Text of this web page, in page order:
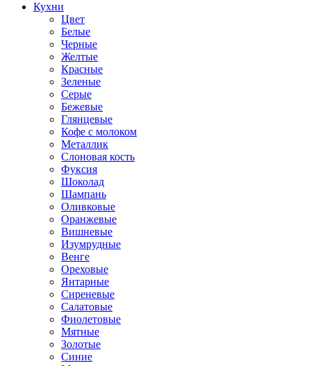
Кухни
Цвет
Белые
Черные
Желтые
Красные
Зеленые
Серые
Бежевые
Глянцевые
Кофе с молоком
Металлик
Слоновая кость
Фуксия
Шоколад
Шампань
Оливковые
Оранжевые
Вишневые
Изумрудные
Венге
Ореховые
Янтарные
Сиреневые
Салатовые
Фиолетовые
Мятные
Золотые
Синие